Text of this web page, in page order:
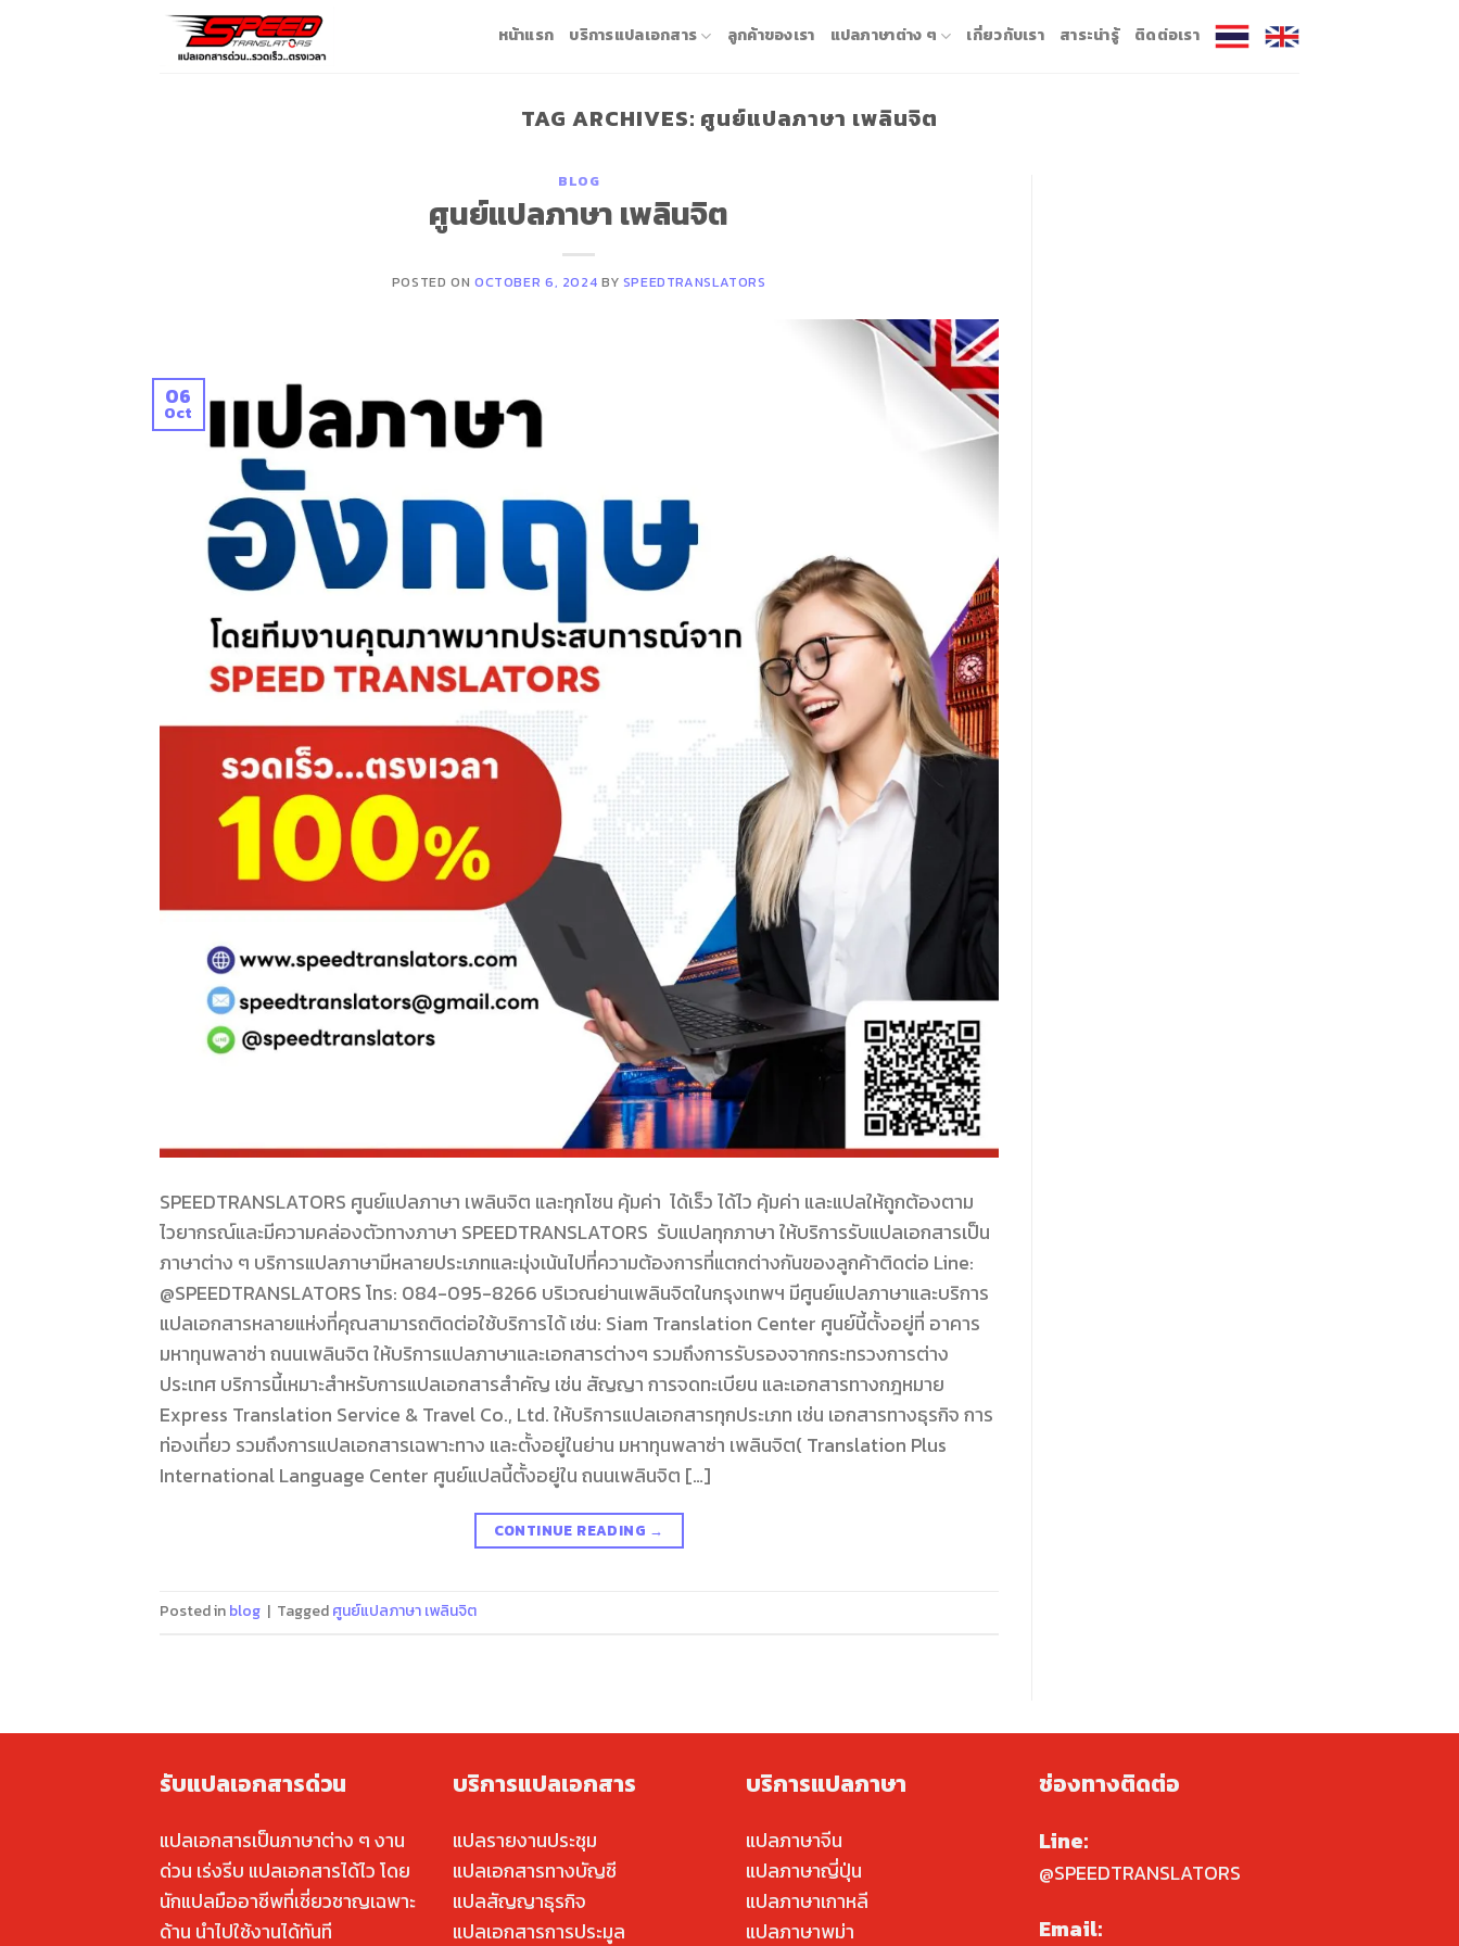
หน้าแรก บริการแปลเอกสาร ลูกค้าของเรา แปลภาษาต่าง ๆ เกี่ยวกับเรา สาระน่ารู้ ติดต่อเรา
TAG ARCHIVES: ศูนย์แปลภาษา เพลินจิต
BLOG
ศูนย์แปลภาษา เพลินจิต
POSTED ONOCTOBER 6, 2024 BY SPEEDTRANSLATORS
06
Oct
SPEEDTRANSLATORS ศูนย์แปลภาษา เพลินจิต และทุกโซน คุ้มค่า ได้เร็ว ได้ไว คุ้มค่า และแปลให้ถูกต้องตาม
ไวยากรณ์และมีความคล่องตัวทางภาษา SPEEDTRANSLATORS รับแปลทุกภาษา ให้บริการรับแปลเอกสารเป็น
ภาษาต่าง ๆ บริการแปลภาษามีหลายประเภทและมุ่งเน้นไปที่ความต้องการที่แตกต่างกันของลูกค้าติดต่อ Line:
@SPEEDTRANSLATORS โทร: 084-095-8266 บริเวณย่านเพลินจิตในกรุงเทพฯ มีศูนย์แปลภาษาและบริการ
แปลเอกสารหลายแห่งที่คุณสามารถติดต่อใช้บริการได้ เช่น: Siam Translation Center ศูนย์นี้ตั้งอยู่ที่ อาคาร
มหาทุนพลาซ่า ถนนเพลินจิต ให้บริการแปลภาษาและเอกสารต่างๆ รวมถึงการรับรองจากกระทรวงการต่าง
ประเทศ บริการนี้เหมาะสำหรับการแปลเอกสารสำคัญ เช่น สัญญา การจดทะเบียน และเอกสารทางกฎหมาย
Express Translation Service & Travel Co., Ltd. ให้บริการแปลเอกสารทุกประเภท เช่น เอกสารทางธุรกิจ การ
ท่องเที่ยว รวมถึงการแปลเอกสารเฉพาะทาง และตั้งอยู่ในย่าน มหาทุนพลาซ่า เพลินจิต​( Translation Plus
International Language Center ศูนย์แปลนี้ตั้งอยู่ใน ถนนเพลินจิต […]
CONTINUE READING →
Posted inblog | Taggedศูนย์แปลภาษา เพลินจิต
รับแปลเอกสารด่วน
แปลเอกสารเป็นภาษาต่าง ๆ งาน
ด่วน เร่งรีบ แปลเอกสารได้ไว โดย
นักแปลมืออาชีพที่เชี่ยวชาญเฉพาะ
ด้าน นำไปใช้งานได้ทันที
บริการแปลเอกสาร
แปลรายงานประชุม
แปลเอกสารทางบัญชี
แปลสัญญาธุรกิจ
แปลเอกสารการประมูล
บริการแปลภาษา
แปลภาษาจีน
แปลภาษาญี่ปุ่น
แปลภาษาเกาหลี
แปลภาษาพม่า
ช่องทางติดต่อ
Line:
@SPEEDTRANSLATORS
Email: